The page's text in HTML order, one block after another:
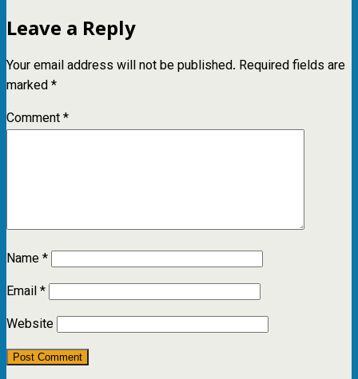
Leave a Reply
Your email address will not be published. Required fields are
marked*
Comment*
Name*
Email*
Website